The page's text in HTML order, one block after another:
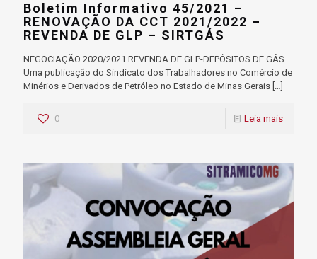
Boletim Informativo 45/2021 –
RENOVAÇÃO DA CCT 2021/2022 –
REVENDA DE GLP – SIRTGÁS
NEGOCIAÇÃO 2020/2021 REVENDA DE GLP-DEPÓSITOS DE GÁS
Uma publicação do Sindicato dos Trabalhadores no Comércio de
Minérios e Derivados de Petróleo no Estado de Minas Gerais […]
0 Leia mais